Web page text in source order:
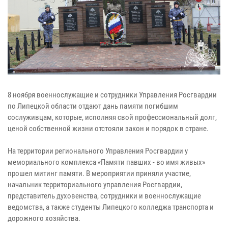
8 ноября военнослужащие и сотрудники Управления Росгвардии
по Липецкой области отдают дань памяти погибшим
сослуживцам, которые, исполняя свой профессиональный долг,
ценой собственной жизни отстояли закон и порядок в стране.
На территории регионального Управления Росгвардии у
мемориального комплекса «Памяти павших - во имя живых»
прошел митинг памяти. В мероприятии приняли участие,
начальник территориального управления Росгвардии,
представитель духовенства, сотрудники и военнослужащие
ведомства, а также студенты Липецкого колледжа транспорта и
дорожного хозяйства.